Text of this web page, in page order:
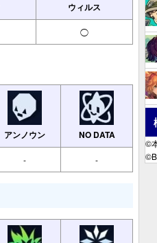
ウィルス
◯
アンノウン NO DATA
- -
©